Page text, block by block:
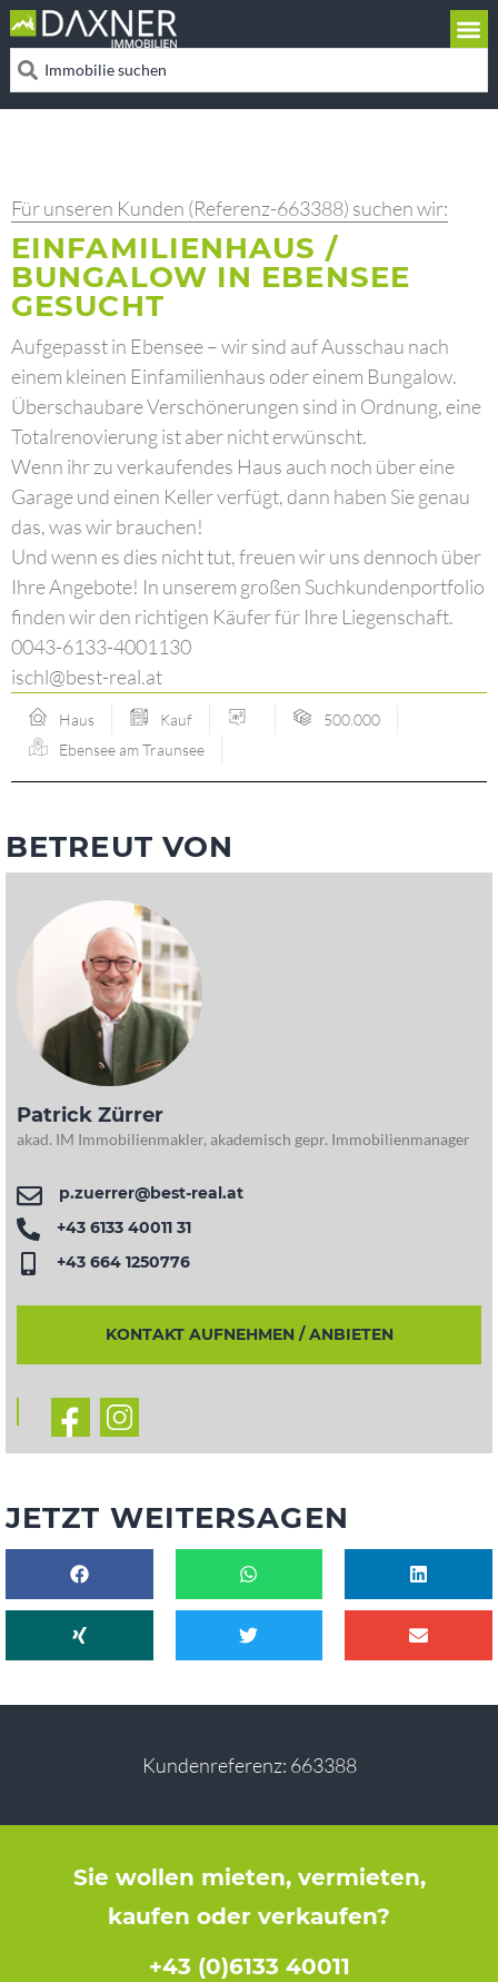
Für unseren Kunden (Referenz-663388) suchen wir:
EINFAMILIENHAUS /
BUNGALOW IN EBENSEE
GESUCHT
Aufgepasst in Ebensee – wir sind auf Ausschau nach
einem kleinen Einfamilienhaus oder einem Bungalow.
Überschaubare Verschönerungen sind in Ordnung, eine
Totalrenovierung ist aber nicht erwünscht.
Wenn ihr zu verkaufendes Haus auch noch über eine
Garage und einen Keller verfügt, dann haben Sie genau
das, was wir brauchen!
Und wenn es dies nicht tut, freuen wir uns dennoch über
Ihre Angebote! In unserem großen Suchkundenportfolio
finden wir den richtigen Käufer für Ihre Liegenschaft.
0043-6133-4001130
ischl@best-real.at
Haus Kauf
500.000
Ebensee am Traunsee
BETREUT VON
Patrick Zürrer
akad. IM Immobilienmakler, akademisch gepr. Immobilienmanager
p.zuerrer@best-real.at
+43 6133 40011 31
+43 664 1250776
KONTAKT AUFNEHMEN / ANBIETEN
JETZT WEITERSAGEN
Kundenreferenz: 663388
Sie wollen mieten, vermieten,
kaufen oder verkaufen?
+43 (0)6133 40011